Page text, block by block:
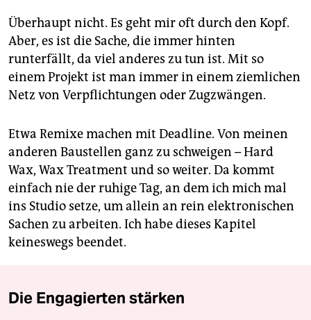
Überhaupt nicht. Es geht mir oft durch den Kopf.
Aber, es ist die Sache, die immer hinten
runterfällt, da viel anderes zu tun ist. Mit so
einem Projekt ist man immer in einem ziemlichen
Netz von Verpflichtungen oder Zugzwängen.
Etwa Remixe machen mit Deadline. Von meinen
anderen Baustellen ganz zu schweigen – Hard
Wax, Wax Treatment und so weiter. Da kommt
einfach nie der ruhige Tag, an dem ich mich mal
ins Studio setze, um allein an rein elektronischen
Sachen zu arbeiten. Ich habe dieses Kapitel
keineswegs beendet.
Die Engagierten stärken